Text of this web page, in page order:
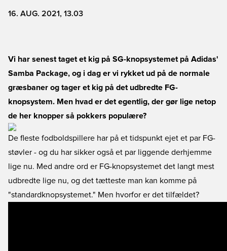
16. AUG. 2021, 13.03
Vi har senest taget et kig på SG-knopsystemet på Adidas'
Samba Package, og i dag er vi rykket ud på de normale
græsbaner og tager et kig på det udbredte FG-
knopsystem. Men hvad er det egentlig, der gør lige netop
de her knopper så pokkers populære?
De fleste fodboldspillere har på et tidspunkt ejet et par FG-
støvler - og du har sikker også et par liggende derhjemme
lige nu. Med andre ord er FG-knopsystemet det langt mest
udbredte lige nu, og det tætteste man kan komme på
"standardknopsystemet." Men hvorfor er det tilfældet?